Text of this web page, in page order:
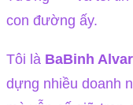
con đường ấy.
Tôi là BaBinh
dựng nhiều doanh